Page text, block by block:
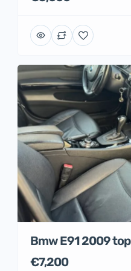
Bmw E91 2009 top
€7,200